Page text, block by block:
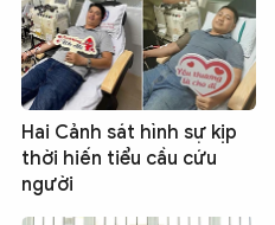
Hai Cảnh sát hình sự kịp
thời hiến tiểu cầu cứu
người